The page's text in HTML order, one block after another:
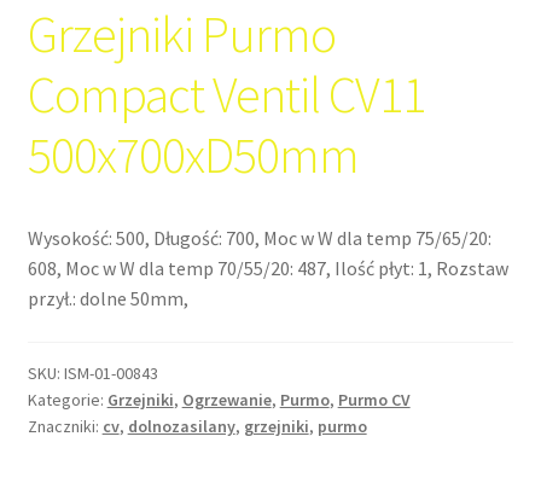
Grzejniki Purmo
Compact Ventil CV11
500x700xD50mm
Wysokość: 500, Długość: 700, Moc w W dla temp 75/65/20:
608, Moc w W dla temp 70/55/20: 487, Ilość płyt: 1, Rozstaw
przył.: dolne 50mm,
SKU: ISM-01-00843
Kategorie: Grzejniki, Ogrzewanie, Purmo, Purmo CV
Znaczniki: cv, dolnozasilany, grzejniki, purmo